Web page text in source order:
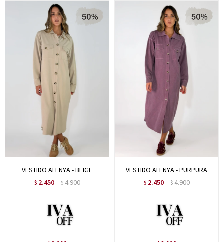
VESTIDO ALENYA - BEIGE
$ 2.450 $4.900
VESTIDO ALENYA - PURPURA
$ 2.450 $4.900